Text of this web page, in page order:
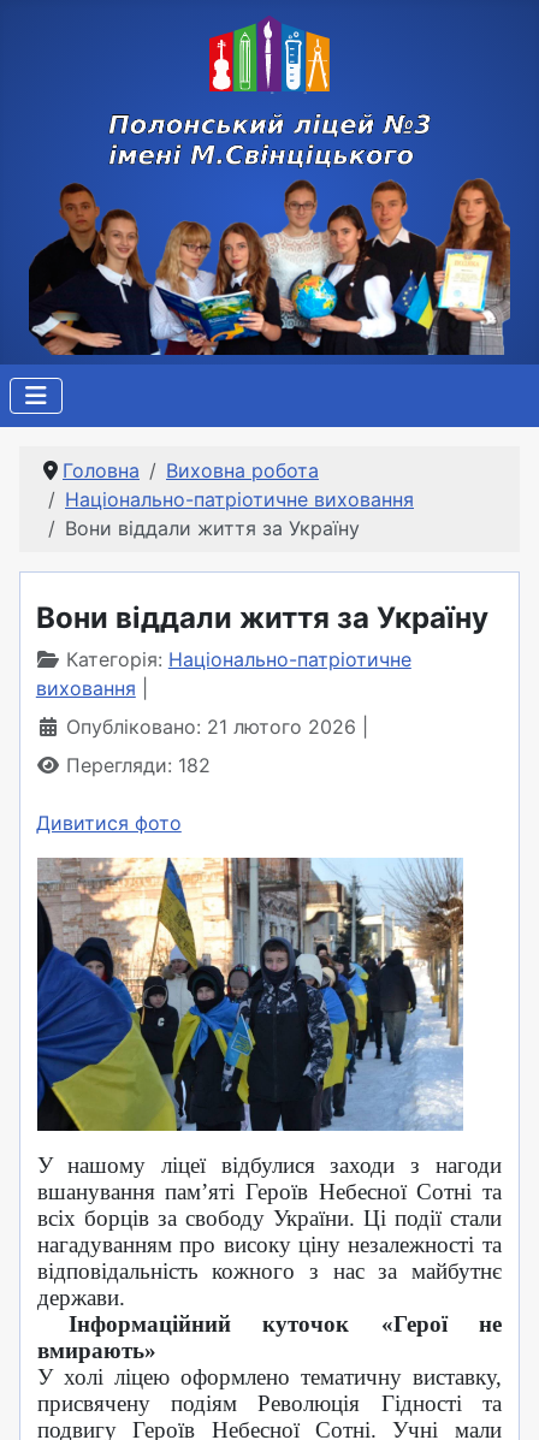
Головна
Виховна робота
Національно-патріотичне виховання
Вони віддали життя за Україну
Вони віддали життя за Україну
Категорія: Національно-патріотичне
виховання
Опубліковано: 21 лютого 2026
Перегляди: 182
Дивитися фото
У нашому ліцеї відбулися заходи з нагоди
вшанування пам’яті Героїв Небесної Сотні та
всіх борців за свободу України. Ці події стали
нагадуванням про високу ціну незалежності та
відповідальність кожного з нас за майбутнє
держави.
Інформаційний куточок «Герої не
вмирають»
У холі ліцею оформлено тематичну виставку,
присвячену подіям Революція Гідності та
подвигу Героїв Небесної Сотні. Учні мали